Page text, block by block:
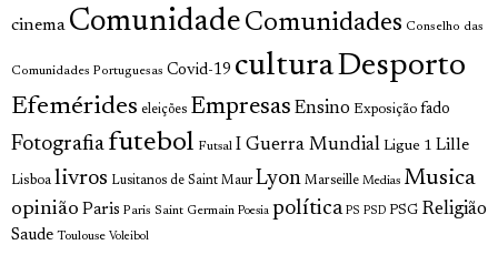
cinema Comunidade Comunidades Conselho das
Comunidades Portuguesas Covid-19 culturaDesporto
Efemérides eleições Empresas Ensino Exposição fado
Fotografia futebol Futsal I Guerra Mundial Ligue 1 Lille
Lisboa livros Lusitanos de Saint Maur Lyon Marseille Medias Musica
opinião Paris Paris Saint Germain Poesia política PS PSD PSG Religião
Saude Toulouse Voleibol